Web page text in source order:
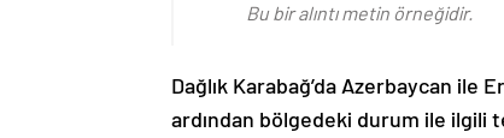
Bu bir alıntı metin örneğidir.
Dağlık Karabağ’da Azerbaycan ile
ardından bölgedeki durum ile ilgili